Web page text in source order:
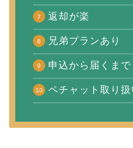
返却が楽
兄弟プランあり
申込から届くま
ペチャット取り扱